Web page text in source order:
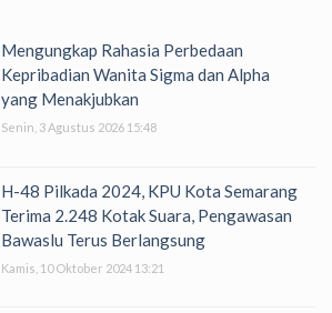
Mengungkap Rahasia Perbedaan
Kepribadian Wanita Sigma dan Alpha
yang Menakjubkan
Senin, 3 Agustus 2026 15:48
H-48 Pilkada 2024, KPU Kota Semarang
Terima 2.248 Kotak Suara, Pengawasan
Bawaslu Terus Berlangsung
Kamis, 10 Oktober 2024 13:21